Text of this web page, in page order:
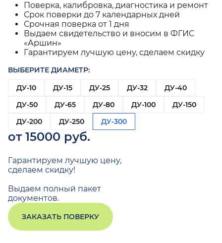
Поверка, калибровка, диагностика и ремонт
Срок поверки до 7 календарных дней
Срочная поверка от 1 дня
Выдаем свидетельство и вносим в ФГИС
«Аршин»
Гарантируем лучшую цену, сделаем скидку
ВЫБЕРИТЕ ДИАМЕТР:
ДУ-10
ДУ-15 ДУ-25 ДУ-32
ДУ-40
ДУ-50
ДУ-65 ДУ-80 ДУ-100
ДУ-150
ДУ-200
ДУ-250 ДУ-300
от 15000 руб.
Гарантируем лучшую цену,
сделаем скидку!
Выдаем полный пакет
документов.
ЗАКАЗАТЬ ПОВЕРКУ